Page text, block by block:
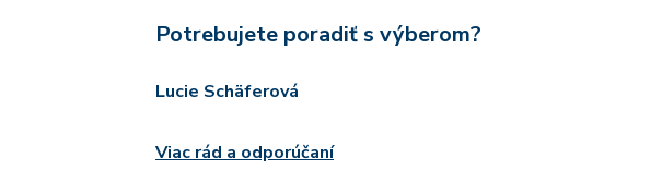
Potrebujete poradiť s výberom?
Lucie Schäferová
Viac rád a odporúčaní